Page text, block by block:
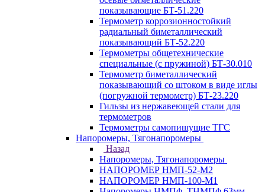
показывающие БТ-51.220
Термометр коррозионностойкий
радиальный биметаллический
показывающий БТ-52.220
Термометры общетехнические
специальные (с пружиной) БТ-30.010
Термометр биметаллический
показывающий со штоком в виде иглы
(погружной термометр) БТ-23.220
Гильзы из нержавеющей стали для
термометров
Термометры самопишущие ТГС
Напоромеры, Тягонапоромеры
Назад
Напоромеры, Тягонапоромеры
НАПОРОМЕР НМП-52-М2
НАПОРОМЕР НМП-100-М1